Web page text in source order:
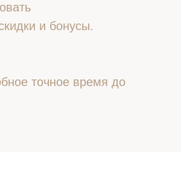
и бонусы.
точное время до